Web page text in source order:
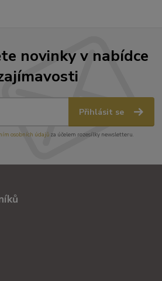
novinky v nabídce
Přihlásit se
osobních údajůza účelem rozesílky newsletteru.